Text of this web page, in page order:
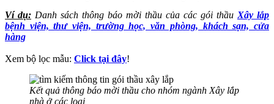
Ví dụ: Danh sách thông báo mời thầu của các gói thầu Xây lắp
bệnh viện, thư viện, trường học, văn phòng, khách sạn, cửa
hàng
Xem bộ lọc mẫu: Click tại đây!
Kết quả thông báo mời thầu cho nhóm ngành Xây lắp
nhà ở các loại